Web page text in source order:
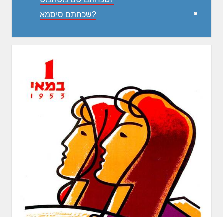
שכחתם סיסמא?